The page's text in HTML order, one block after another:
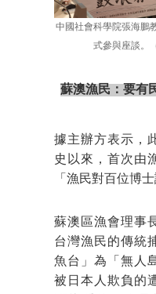
中國社會科學院張海鵬
式參與座談。
蘇澳漁民：要有
據主辦方表示，
史以來，首次由
「漁民對百位博士
蘇澳區漁會理事
台灣漁民的傳統
魚台」為「無人
被日本人欺負的